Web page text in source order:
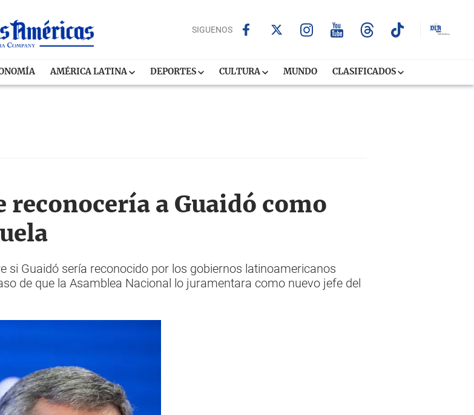
SIGUENOS
AMÉRICA LATINA DEPORTES CULTURA MUNDO CLASIFICADOS
reconocería a Guaidó como
si Guaidó sería reconocido por los gobiernos latinoamericanos
de que la Asamblea Nacional lo juramentara como nuevo jefe del